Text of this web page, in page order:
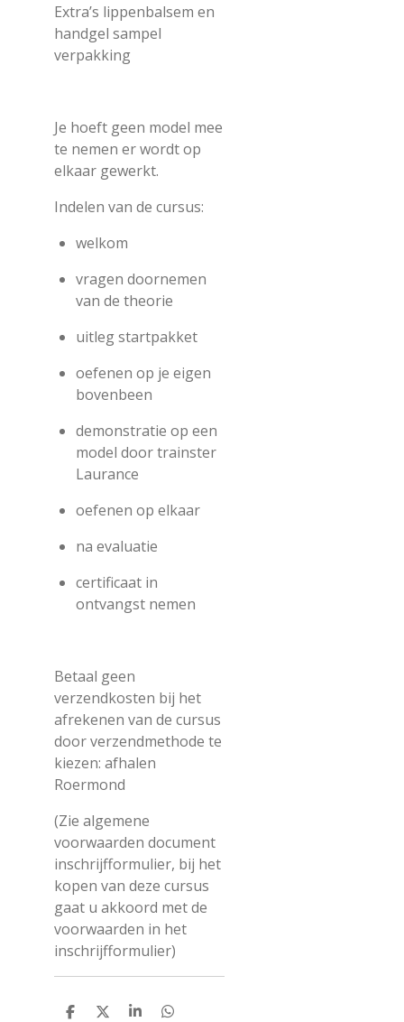
Extra’s lippenbalsem en
handgel sampel
verpakking
Je hoeft geen model mee
te nemen er wordt op
elkaar gewerkt.
Indelen van de cursus:
welkom
vragen doornemen
van de theorie
uitleg startpakket
oefenen op je eigen
bovenbeen
demonstratie op een
model door trainster
Laurance
oefenen op elkaar
na evaluatie
certificaat in
ontvangst nemen
Betaal geen
verzendkosten bij het
afrekenen van de cursus
door verzendmethode te
kiezen: afhalen
Roermond
(Zie algemene
voorwaarden document
inschrijfformulier, bij het
kopen van deze cursus
gaat u akkoord met de
voorwaarden in het
inschrijfformulier)
D
D
S
D